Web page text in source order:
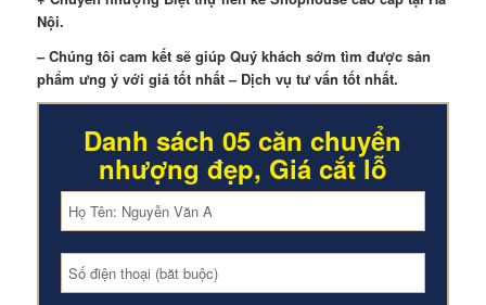
Nội.
– Chúng tôi cam kết sẽ giúp Quý khách sớm tìm được sản
phẩm ưng ý với giá tốt nhất – Dịch vụ tư vấn tốt nhất.
Danh sách 05 căn chuyển
nhượng đẹp, Giá cắt lỗ